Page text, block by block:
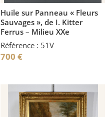
Huile sur Panneau « Fleurs
Sauvages », de I. Kitter
Ferrus – Milieu XXe
Référence : 51V
700 €